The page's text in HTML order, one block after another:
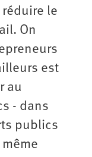
le
On
est
au
- dans
publics